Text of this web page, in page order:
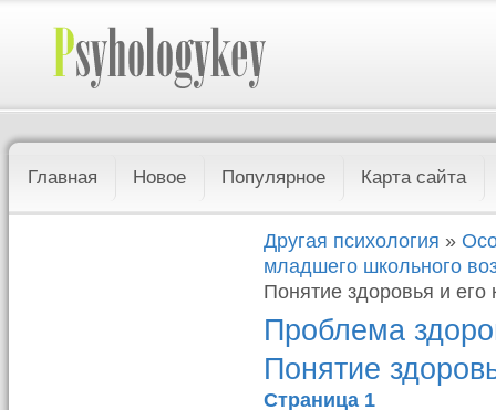
Главная Новое Популярное Карта сайта
Другая психология »
младшего школьного
Понятие здоровья и его
Проблема
Понятие
Страница 1